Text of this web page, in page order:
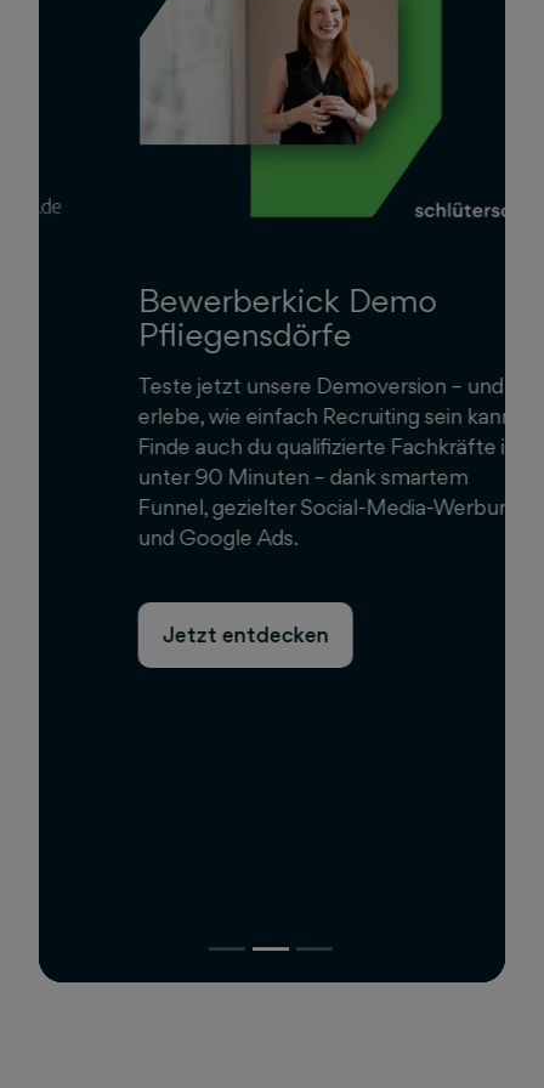
Bewerberkick Demo
Pfliegensdörfe
Teste jetzt unsere Demoversion – und
erlebe, wie einfach Recruiting sein kann.
Finde auch du qualifizierte Fachkräfte in
unter 90 Minuten – dank smartem
Funnel, gezielter Social-Media-Werbung
und Google Ads.
Jetzt entdecken